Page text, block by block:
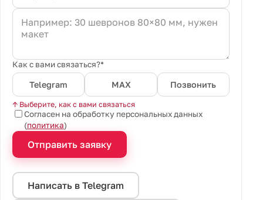
Как с вами связаться?*
Telegram MAX Позвонить
↑ Выберите, как с вами связаться
Согласен на обработку персональных данных
(политика)
Отправить заявку
Написать в Telegram